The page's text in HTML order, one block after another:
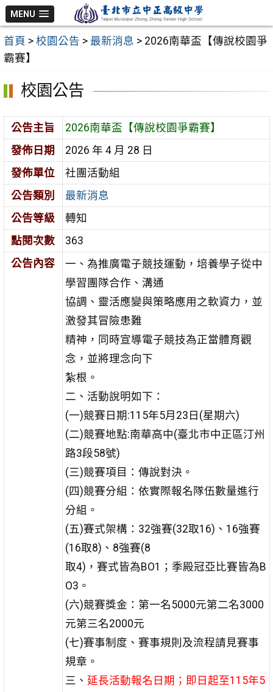
跳
至
主
要
MENU
首頁 > 校園公告 > 最新消息 > 2026南華盃【傳說校園爭
霸賽】
校園公告
公告主旨
2026南華盃【傳說校園爭霸賽】
發佈日期
2026 年 4 月 28 日
發佈單位
社團活動組
公告類別
最新消息
公告等級
轉知
點閱次數
363
公告內容
一、為推廣電子競技運動，培養學子從中
學習團隊合作、溝通
協調、靈活應變與策略應用之軟資力，並
激發其冒險患難
精神，同時宣導電子競技為正當體育觀
念，並將理念向下
紮根。
二、活動說明如下：
(一)競賽日期:115年5月23日(星期六)
(二)競賽地點:南華高中(臺北市中正區汀州
路3段58號)
(三)競賽項目：傳說對決。
(四)競賽分組：依實際報名隊伍數量進行
分組。
(五)賽式架構：32強賽(32取16)、16強賽
(16取8)、8強賽(8
取4)，賽式皆為BO1；季殿冠亞比賽皆為B
O3。
(六)競賽獎金：第一名5000元第二名3000
元第三名2000元
(七)賽事制度、賽事規則及流程請見賽事
規章。
三、 延長活動報名日期；即日起至115年5